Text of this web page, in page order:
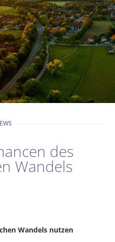
des
Wandels
Wandels nutzen